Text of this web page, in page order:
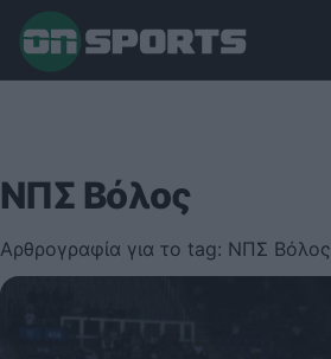
ΝΠΣ Βόλος
Αρθρογραφία για το tag: ΝΠΣ Βόλος